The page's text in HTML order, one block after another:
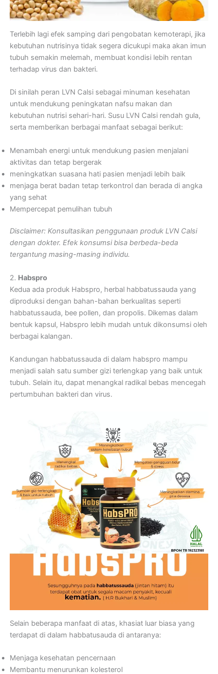
Terlebih lagi efek samping dari pengobatan kemoterapi, jika
kebutuhan nutrisinya tidak segera dicukupi maka akan imun
tubuh semakin melemah, membuat kondisi lebih rentan
terhadap virus dan bakteri.
Di sinilah peran LVN Calsi sebagai minuman kesehatan
untuk mendukung peningkatan nafsu makan dan
kebutuhan nutrisi sehari-hari. Susu LVN Calsi rendah gula,
serta memberikan berbagai manfaat sebagai berikut:
Menambah energi untuk mendukung pasien menjalani
aktivitas dan tetap bergerak
meningkatkan suasana hati pasien menjadi lebih baik
menjaga berat badan tetap terkontrol dan berada di angka
yang sehat
Mempercepat pemulihan tubuh
Disclaimer: Konsultasikan penggunaan produk LVN Calsi
dengan dokter. Efek konsumsi bisa berbeda-beda
tergantung masing-masing individu.
2. Habspro
Kedua ada produk Habspro, herbal habbatussauda yang
diproduksi dengan bahan-bahan berkualitas seperti
habbatussauda, bee pollen, dan propolis. Dikemas dalam
bentuk kapsul, Habspro lebih mudah untuk dikonsumsi oleh
berbagai kalangan.
Kandungan habbatussauda di dalam habspro mampu
menjadi salah satu sumber gizi terlengkap yang baik untuk
tubuh. Selain itu, dapat menangkal radikal bebas mencegah
pertumbuhan bakteri dan virus.
Selain beberapa manfaat di atas, khasiat luar biasa yang
terdapat di dalam habbatusauda di antaranya:
Menjaga kesehatan pencernaan
Membantu menurunkan kolesterol